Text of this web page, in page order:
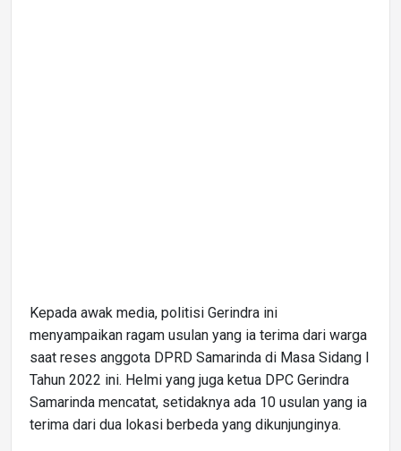
Kepada awak media, politisi Gerindra ini
menyampaikan ragam usulan yang ia terima dari warga
saat reses anggota DPRD Samarinda di Masa Sidang I
Tahun 2022 ini. Helmi yang juga ketua DPC Gerindra
Samarinda mencatat, setidaknya ada 10 usulan yang ia
terima dari dua lokasi berbeda yang dikunjunginya.